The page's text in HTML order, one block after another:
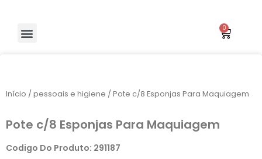
Início /pessoais e higiene / Pote c/8 Esponjas Para Maquiagem
Pote c/8 Esponjas Para Maquiagem
Codigo Do Produto: 291187